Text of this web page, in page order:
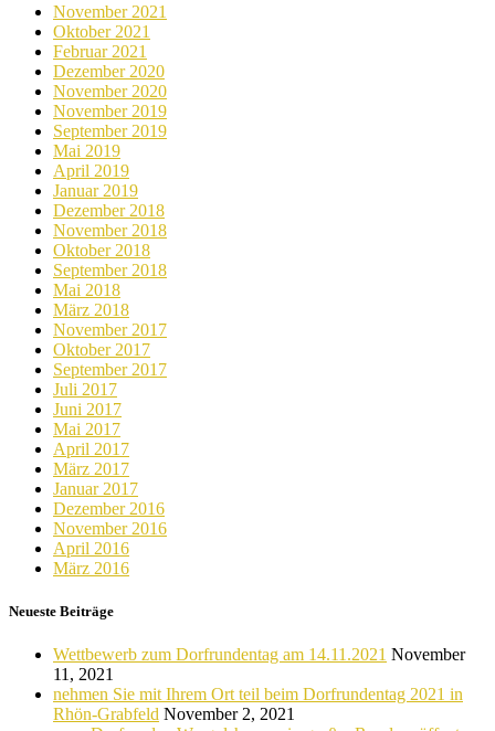
November 2021
Oktober 2021
Februar 2021
Dezember 2020
November 2020
November 2019
September 2019
Mai 2019
April 2019
Januar 2019
Dezember 2018
November 2018
Oktober 2018
September 2018
Mai 2018
März 2018
November 2017
Oktober 2017
September 2017
Juli 2017
Juni 2017
Mai 2017
April 2017
März 2017
Januar 2017
Dezember 2016
November 2016
April 2016
März 2016
Neueste Beiträge
Wettbewerb zum Dorfrundentag am 14.11.2021 November
11, 2021
nehmen Sie mit Ihrem Ort teil beim Dorfrundentag 2021 in
Rhön-Grabfeld November 2, 2021